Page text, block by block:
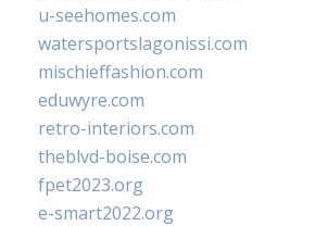
u-seehomes.com
watersportslagonissi.com
mischieffashion.com
eduwyre.com
retro-interiors.com
theblvd-boise.com
fpet2023.org
e-smart2022.org